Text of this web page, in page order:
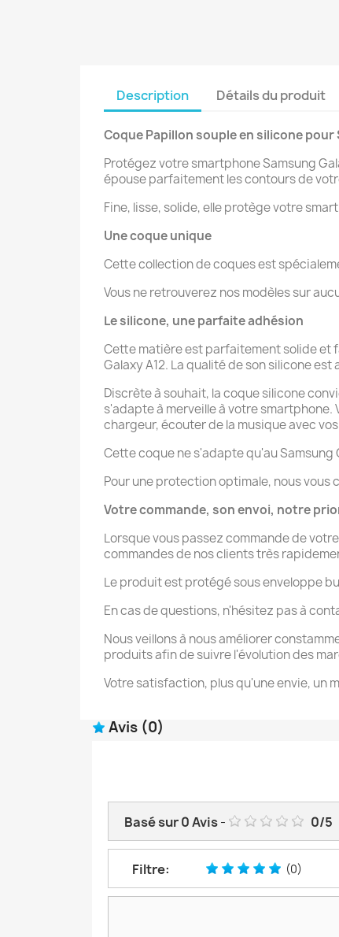
Description Détails du produit
Coque Papillon souple en silicone
Protégez votre smartphone Samsung
épouse parfaitement les contours de
Fine, lisse, solide, elle protège votre
Une coque unique
Cette collection de coques est
Vous ne retrouverez nos modèles sur
Le silicone, une parfaite adhésion
Cette matière est parfaitement solide et
Galaxy A12. La qualité de son silicone
Discrète à souhait, la coque silicone
s'adapte à merveille à votre
chargeur, écouter de la musique avec
Cette coque ne s'adapte qu'au Samsung
Pour une protection optimale, nous
Votre commande, son envoi, notre
Lorsque vous passez commande de
commandes de nos clients très
Le produit est protégé sous enveloppe
En cas de questions, n'hésitez pas à
Nous veillons à nous améliorer
produits afin de suivre l'évolution des
Votre satisfaction, plus qu'une envie, un
Avis (0)
Basé sur0Avis- 0/5
Filtre: (0)